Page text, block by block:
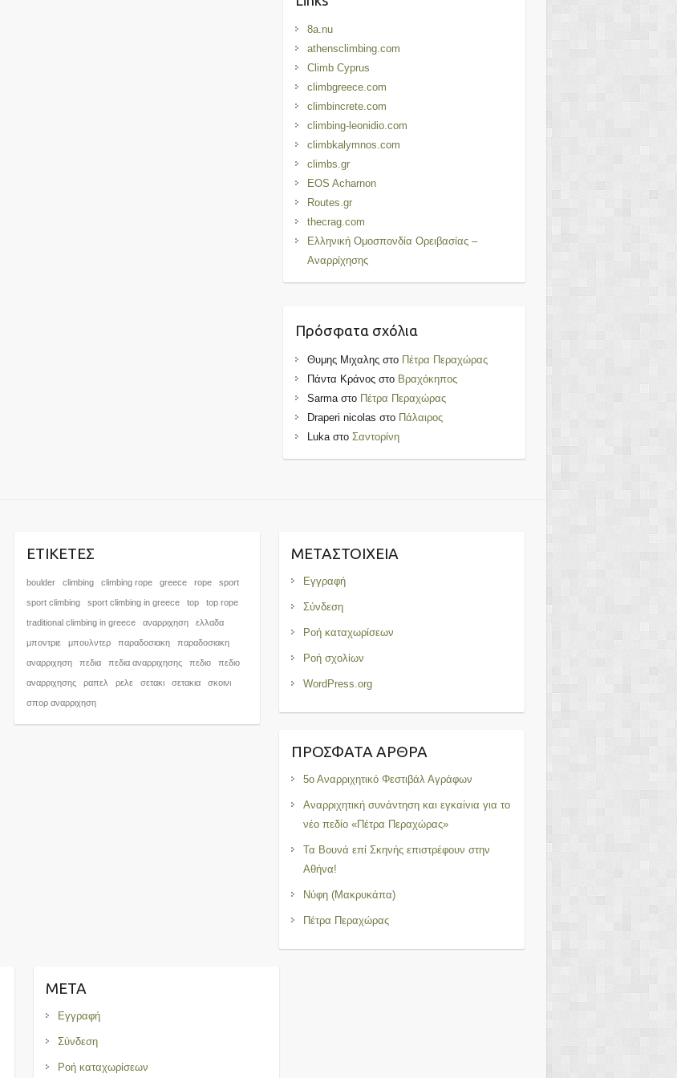
8a.nu
athensclimbing.com
Climb Cyprus
climbgreece.com
climbincrete.com
climbing-leonidio.com
climbkalymnos.com
climbs.gr
EOS Acharnon
Routes.gr
thecrag.com
Ελληνική Ομοσπονδία Ορειβασίας –
Αναρρίχησης
Πρόσφατα σχόλια
Θυμης Μιχαληςστο Πέτρα Περαχώρας
Πάντα Κράνοςστο Βραχόκηπος
Sarmaστο Πέτρα Περαχώρας
Draperi nicolas στο Πάλαιρος
Lukaστο Σαντορίνη
ΕΤΙΚΈΤΕΣ
boulder climbing climbing rope greece rope sport
sport climbing sport climbing in greece top top rope
traditional climbing in greece αναρριχηση ελλαδα
μποντριε μπουλντερ παραδοσιακη παραδοσιακη
αναρριχηση πεδια πεδια αναρριχησης πεδιο πεδιο
αναρριχησης ραπελ ρελε σετακι σετακια σκοινι
σπορ αναρριχηση
ΜΕΤΑΣΤΟΙΧΕΊΑ
Εγγραφή
Σύνδεση
Ροή καταχωρίσεων
Ροή σχολίων
WordPress.org
ΠΡΌΣΦΑΤΑ ΆΡΘΡΑ
5ο Αναρριχητικό Φεστιβάλ Αγράφων
Αναρριχητική συνάντηση και εγκαίνια για το
νέο πεδίο «Πέτρα Περαχώρας»
Τα Βουνά επί Σκηνής επιστρέφουν στην
Αθήνα!
Νύφη (Μακρυκάπα)
Πέτρα Περαχώρας
META
Εγγραφή
Σύνδεση
Ροή καταχωρίσεων